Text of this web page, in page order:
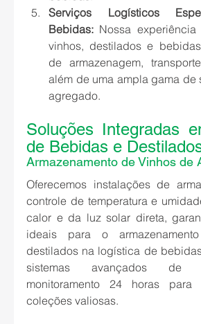
Serviços Logísticos
Bebidas: Nossa
vinhos, destilados e
de armazenagem,
além de uma ampla gama de
agregado.
Soluções Integradas
de Bebidas e
Armazenamento de Vinhos de
Oferecemos instalações de
controle de temperatura e
calor e da luz solar direta,
ideais para o
destilados na logística de
sistemas avançados de
monitoramento 24 horas
coleções valiosas.